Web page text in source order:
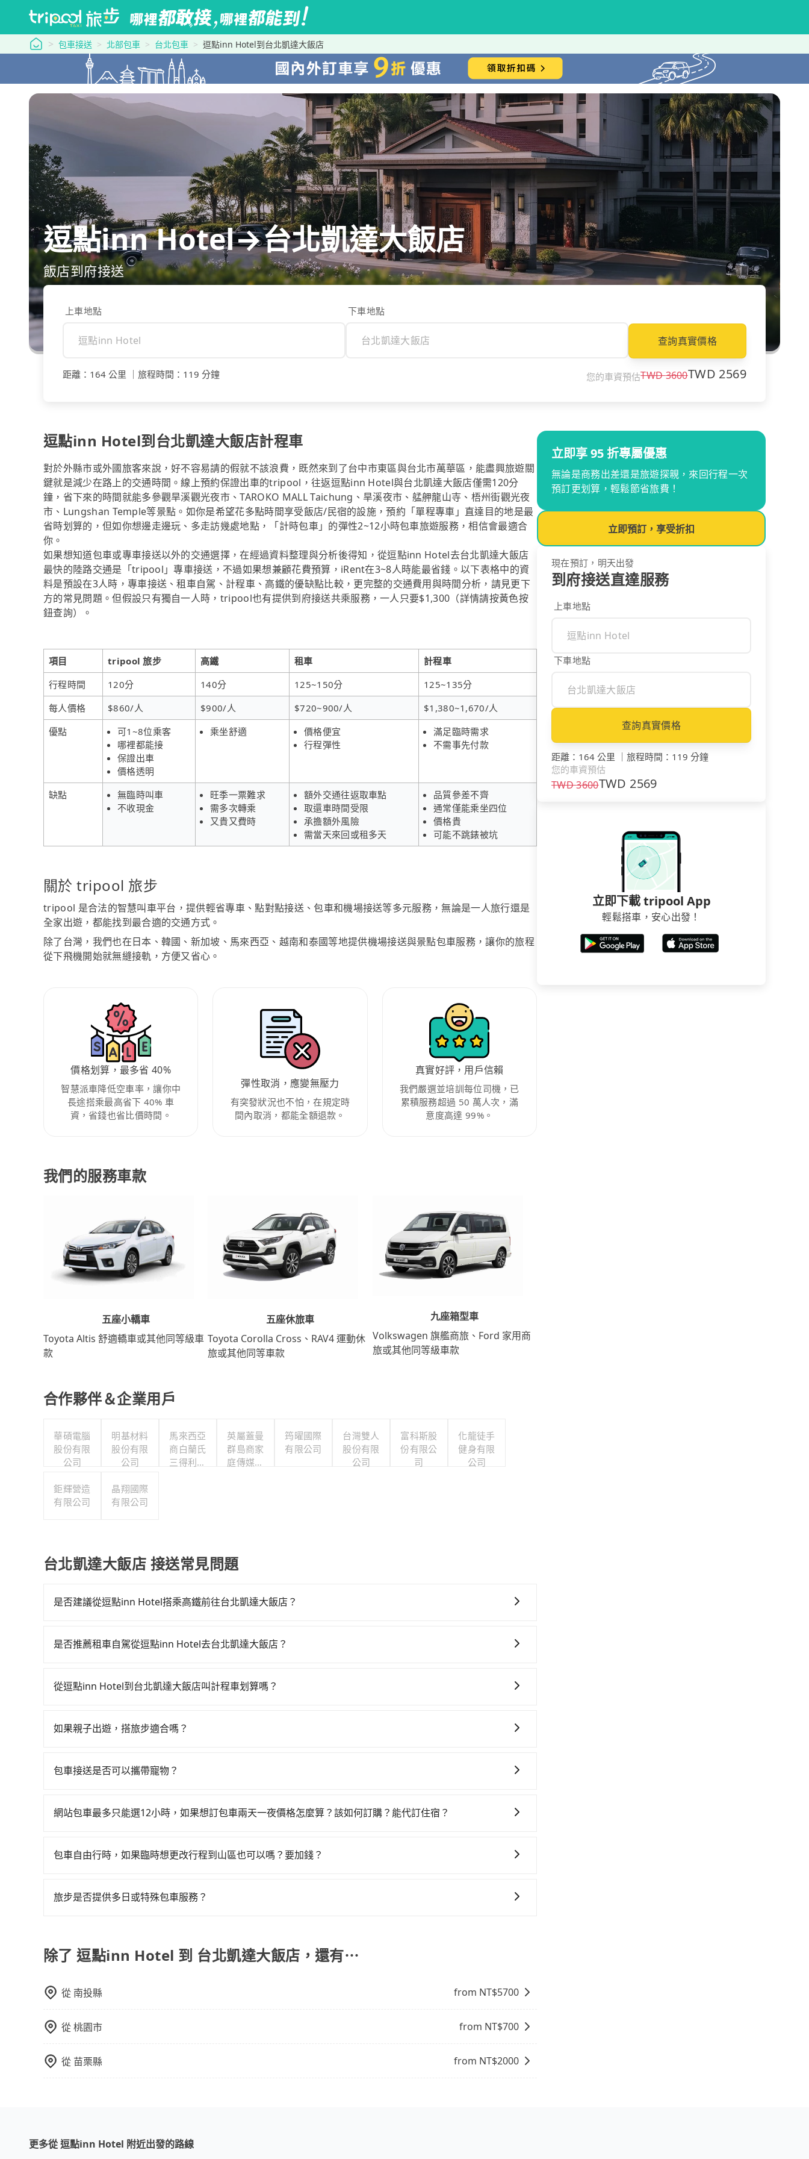
tripool 旅步
包車接送 北部包車 台北包車 逗點inn Hotel到台北凱達大飯店
逗點inn Hotel→台北凱達大飯店
飯店到府接送
上車地點 下車地點
查詢真實價格
距離 ： 164 公里 旅程時間 ： 119 分鐘 您的車資預估TWD3600TWD 2569
逗點inn Hotel到台北凱達大飯店計程車
對於外縣市或外國旅客來說，好不容易請的假就不該浪費，既然來到了台中市東區與台北市萬華區，能盡興旅遊關
鍵就是減少在路上的交通時間。線上預約保證出車的tripool，往返逗點inn Hotel與台北凱達大飯店僅需120分
鐘，省下來的時間就能多參觀旱溪觀光夜市、TAROKO MALL Taichung、旱溪夜市、艋舺龍山寺、梧州街觀光夜
市、Lungshan Temple等景點。如你是希望花多點時間享受飯店/民宿的設施，預約「單程專車」直達目的地是最
省時划算的，但如你想邊走邊玩、多走訪幾處地點，「計時包車」的彈性2~12小時包車旅遊服務，相信會最適合
你。
如果想知道包車或專車接送以外的交通選擇，在經過資料整理與分析後得知，從逗點inn Hotel去台北凱達大飯店
最快的陸路交通是「tripool」專車接送，不過如果想兼顧花費預算，iRent在3~8人時能最省錢。以下表格中的資
料是預設在3人時，專車接送、租車自駕、計程車、高鐵的優缺點比較，更完整的交通費用與時間分析，請見更下
方的常見問題。但假設只有獨自一人時，tripool也有提供到府接送共乘服務，一人只要$1,300（詳情請按黃色按
鈕查詢）。
項目 tripool 旅步 高鐵 租車
計程車
行程時間
120分 140分 125~150分
125~135分
每人價格
$860/人 $900/人 $720~900/人
$1,380~1,670/人
優點
可1~8位乘客
哪裡都能接
保證出車
價格透明
乘坐舒適
價格便宜
行程彈性
滿足臨時需求
不需事先付款
缺點
無臨時叫車
不收現金
旺季一票難求
需多次轉乘
又貴又費時
額外交通往返取車點
取還車時間受限
承擔額外風險
需當天來回或租多天
品質參差不齊
通常僅能乘坐四位
價格貴
可能不跳錶被坑
關於 tripool 旅步
tripool 是合法的智慧叫車平台，提供輕省專車、點對點接送、包車和機場接送等多元服務，無論是一人旅行還是
全家出遊，都能找到最合適的交通方式。
除了台灣，我們也在日本、韓國、新加坡、馬來西亞、越南和泰國等地提供機場接送與景點包車服務，讓你的旅程
從下飛機開始就無縫接軌，方便又省心。
價格划算，最多省 40%
智慧派車降低空車率，讓你中
長途搭乘最高省下 40% 車
資，省錢也省比價時間。
彈性取消，應變無壓力
有突發狀況也不怕，在規定時
間內取消，都能全額退款。
真實好評，用戶信賴
我們嚴選並培訓每位司機，已
累積服務超過 50 萬人次，滿
意度高達 99%。
我們的服務車款
五座小轎車
Toyota Altis 舒適轎車或其他同等級車
款
五座休旅車
Toyota Corolla Cross、RAV4 運動休
旅或其他同等車款
九座箱型車
Volkswagen 旗艦商旅、Ford 家用商
旅或其他同等級車款
合作夥伴＆企業用戶
華碩電腦
股份有限
公司
明基材料
股份有限
公司
馬來西亞
商白蘭氏
三得利股
英屬蓋曼
群島商家
庭傳媒股
筠曜國際
有限公司
台灣雙人
股份有限
公司
富科斯股
份有限公
司
化龍徒手
健身有限
公司
鉅輝營造
有限公司
晶翔國際
有限公司
台北凱達大飯店 接送常見問題
是否建議從逗點inn Hotel搭乘高鐵前往台北凱達大飯店？
中-台北一天最多有105班次高鐵可搭乘。假設從逗點inn Hotel (台中市東區) 前往最靠近的台中高鐵站，叫一輛
班的計程車，搭上小黃後約花16分鐘、車費200元後，抵達台北凱達大飯店 (台北市萬華區) 的目的地。全程加上
860元，費時1小時59分鐘。選擇搭乘高鐵而不預約包車，不僅每人至少額外負擔40元車資，而且更會額外浪費
是否推薦租車自駕從逗點inn Hotel去台北凱達大飯店？
天就要來回，那在台中路邊可隨租隨借的iRent應該是你最便宜選擇。註冊完iRent的app後，可以每小時
時40元路邊停車費用預估進去，但額外的汽車保險與可能的罰單都需自付。再者，和運的iRent只提供最基本的
的車門仍未被修理，每一次租車都好像在開樂透一樣。另外，偶爾也會遇到明明已經預約了時間但上一位用戶卻
點仍有段距離，在遇到下雨天或者載行李時，就顯得非常不便。
從逗點inn Hotel到台北凱達大飯店叫計程車划算嗎？
到車，也可考慮打電話至逗點inn Hotel附近的計程車隊，如中華大車隊、南京計程車、台中縣全聯計程車等叫
或服務品質上，tripool都是你從逗點inn Hotel到台北凱達大飯店的最佳選擇。
如果親子出遊，搭旅步適合嗎？
出遊時安全更有保障。
包車接送是否可以攜帶寵物？
寵物同行。且為了行程安全，請勿將寵物抱出來或置於座椅上，以確保行程順利進行。
網站包車最多只能選12小時，如果想訂包車兩天一夜價格怎麼算？該如何訂購？能代訂住宿？
行程。另外，目前旅步只提供接送服務，暫不提供代訂住宿服務。
包車自由行時，如果臨時想更改行程到山區也可以嗎？要加錢？
額外的費用收取。但是，這些費用會在您下訂單後、出發前先與您進行確認，確保您明確知道所有的費用。我們
旅步是否提供多日或特殊包車服務？
除了 逗點inn Hotel 到 台北凱達大飯店，還有⋯
從 南投縣 from NT$5700
從桃園市 from NT$700
從 苗栗縣 from NT$2000
立即享 95 折專屬優惠
無論是商務出差還是旅遊探親，來回行程一次
預訂更划算，輕鬆節省旅費！
立即預訂，享受折扣
現在預訂，明天出發
到府接送直達服務
上車地點
下車地點
查詢真實價格
距離 ： 164 公里 ｜ 旅程時間 ： 119 分鐘
您的車資預估
TWD3600TWD 2569
立即下載 tripool App
輕鬆搭車，安心出發！
更多從 逗點inn Hotel 附近出發的路線